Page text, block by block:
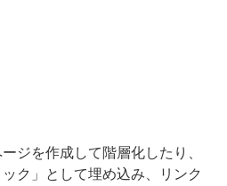
ジを作成して階層化したり、
ク」として埋め込み、リンク